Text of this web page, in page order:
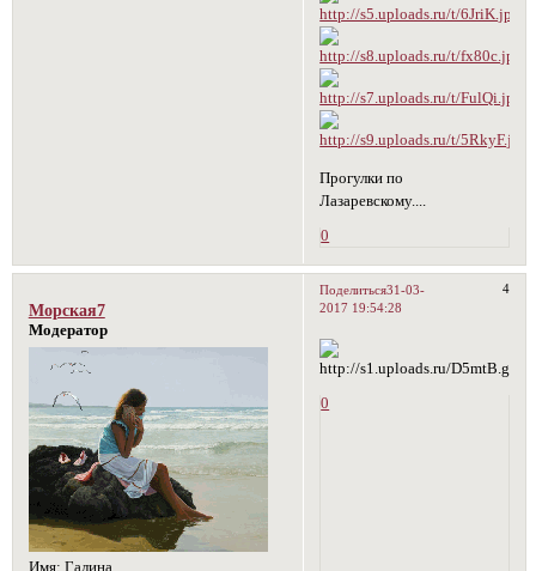
Прогулки по
Лазаревскому....
0
Поделиться 4
31-03-
2017 19:54:28
Морская7
Модератор
0